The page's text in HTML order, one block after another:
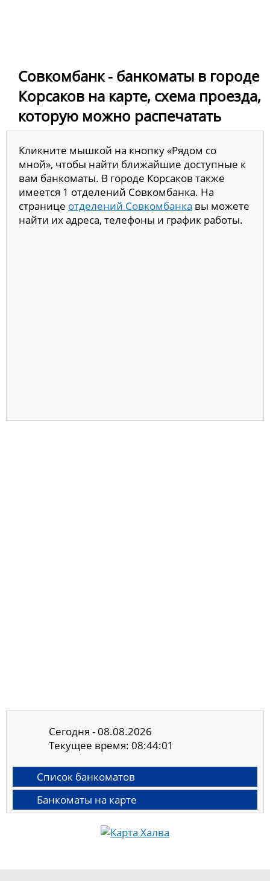
Совкомбанк - банкоматы в городе
Корсаков на карте, схема проезда,
которую можно распечатать
Кликните мышкой на кнопку «Рядом со
мной», чтобы найти ближайшие доступные к
вам банкоматы. В городе Корсаков также
имеется 1 отделений Совкомбанка. На
странице отделений Совкомбанка вы можете
найти их адреса, телефоны и график работы.
Сегодня - 08.08.2026
Текущее время: 08:44:01
Список банкоматов
Банкоматы на карте